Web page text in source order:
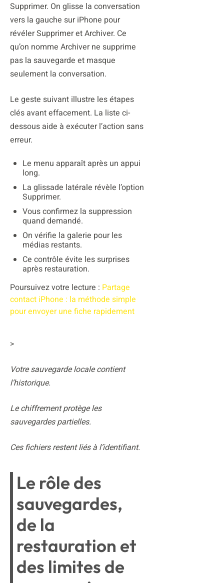
Supprimer. On glisse la conversation
vers la gauche sur iPhone pour
révéler Supprimer et Archiver. Ce
qu’on nomme Archiver ne supprime
pas la sauvegarde et masque
seulement la conversation.
Le geste suivant illustre les étapes
clés avant effacement. La liste ci-
dessous aide à exécuter l’action sans
erreur.
Le menu apparaît après un appui
long.
La glissade latérale révèle l’option
Supprimer.
Vous confirmez la suppression
quand demandé.
On vérifie la galerie pour les
médias restants.
Ce contrôle évite les surprises
après restauration.
Poursuivez votre lecture : Partage
contact iPhone : la méthode simple
pour envoyer une fiche rapidement
>
Votre sauvegarde locale contient
l’historique.
Le chiffrement protège les
sauvegardes partielles.
Ces fichiers restent liés à l’identifiant.
Le rôle des
sauvegardes,
de la
restauration et
des limites de